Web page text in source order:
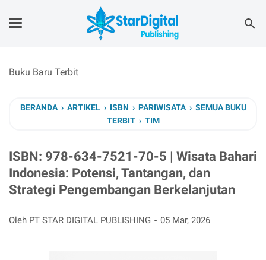
Buku Baru Terbit
BERANDA › ARTIKEL › ISBN › PARIWISATA › SEMUA BUKU
TERBIT › TIM
ISBN: 978-634-7521-70-5 | Wisata Bahari
Indonesia: Potensi, Tantangan, dan
Strategi Pengembangan Berkelanjutan
Oleh PT STAR DIGITAL PUBLISHING 05 Mar, 2026